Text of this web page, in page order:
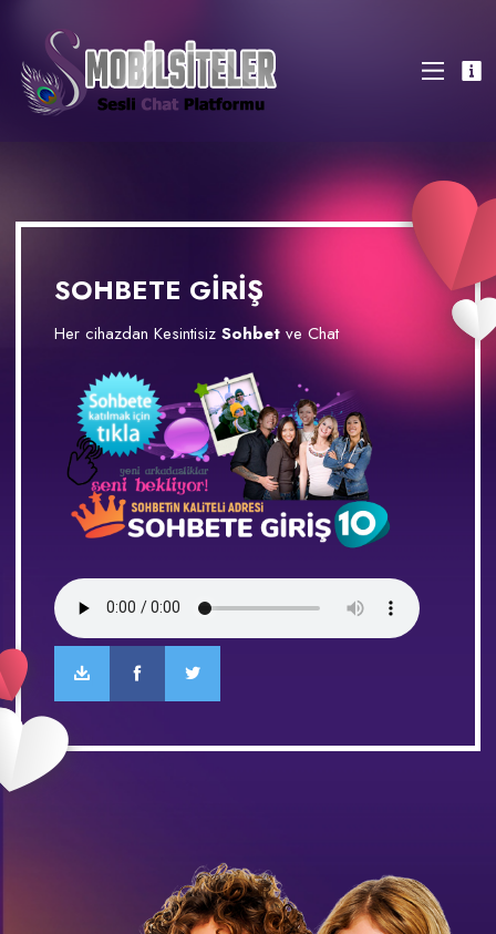
SOHBETE GİRİŞ
Her cihazdan Kesintisiz Sohbet ve Chat